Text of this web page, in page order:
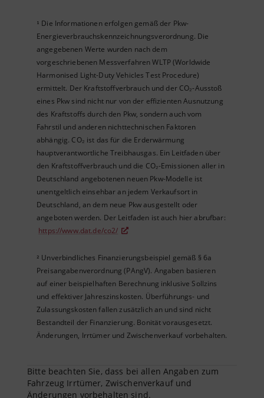
¹ Die Informationen erfolgen gemäß der Pkw-
Energieverbrauchskennzeichnungsverordnung. Die
angegebenen Werte wurden nach dem
vorgeschriebenen Messverfahren WLTP (Worldwide
Harmonised Light-Duty Vehicles Test Procedure)
ermittelt. Der Kraftstoffverbrauch und der CO₂-Ausstoß
eines Pkw sind nicht nur von der effizienten Ausnutzung
des Kraftstoffs durch den Pkw, sondern auch vom
Fahrstil und anderen nichttechnischen Faktoren
abhängig. CO₂ ist das für die Erderwärmung
hauptverantwortliche Treibhausgas. Ein Leitfaden über
den Kraftstoffverbrauch und die CO₂-Emissionen aller in
Deutschland angebotenen neuen Pkw-Modelle ist
unentgeltlich einsehbar an jedem Verkaufsort in
Deutschland, an dem neue Pkw ausgestellt oder
angeboten werden. Der Leitfaden ist auch hier abrufbar:
https://www.dat.de/co2/
² Unverbindliches Finanzierungsbeispiel gemäß § 6a
Preisangabenverordnung (PAngV). Angaben basieren
auf einer beispielhaften Berechnung inklusive Sollzins
und effektiver Jahreszinskosten. Überführungs- und
Zulassungskosten fallen zusätzlich an und sind nicht
Bestandteil der Finanzierung. Bonität vorausgesetzt.
Änderungen, Irrtümer und Zwischenverkauf vorbehalten.
Bitte beachten Sie, dass bei allen Angaben zum
Fahrzeug Irrtümer, Zwischenverkauf und
Änderungen vorbehalten sind.